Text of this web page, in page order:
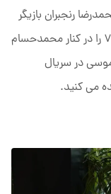
رنجبران بازیگر
نقش بادیگارد کلثوم اکبری در سریال پایتخت ۷ را در کنار محمدحسام
در سریال